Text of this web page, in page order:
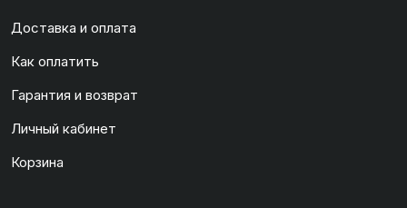
Доставка и оплата
Как оплатить
Гарантия и возврат
Личный кабинет
Корзина